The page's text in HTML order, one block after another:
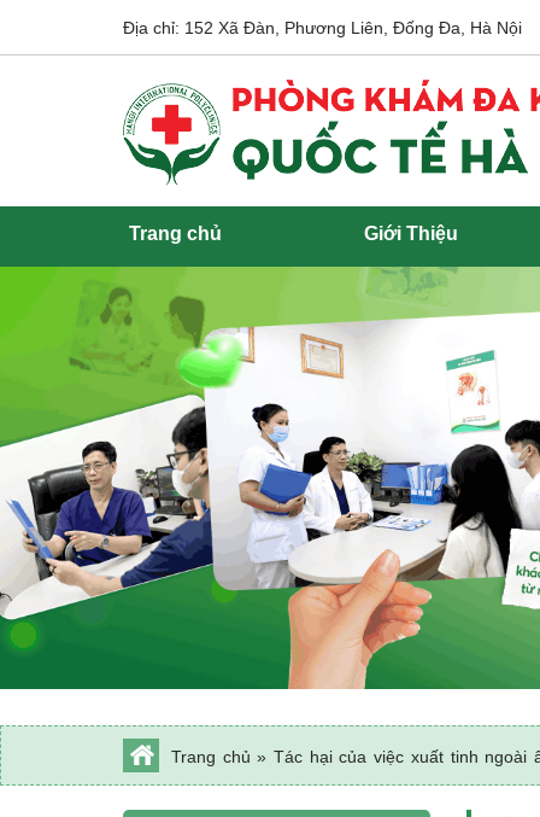
Địa chỉ: 152 Xã Đàn, Phương Liên, Đống Đa, Hà Nội
Trang chủ Giới Thiệu
Trang chủ »Tác hại của việc xuất tinh ngoài